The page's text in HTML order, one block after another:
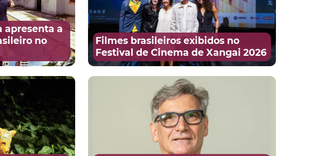
apresenta a
no
Filmes brasileiros exibidos no
Festival de Cinema de Xangai 2026